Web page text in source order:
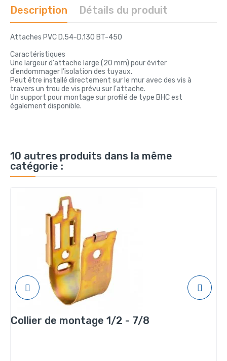
Description Détails du produit
Attaches PVC D.54-D.130 BT-450
Caractéristiques
Une largeur d'attache large (20 mm) pour éviter
d'endommager l'isolation des tuyaux.
Peut être installé directement sur le mur avec des vis à
travers un trou de vis prévu sur l'attache.
Un support pour montage sur profilé de type BHC est
également disponible.
10 autres produits dans la même
catégorie :
Collier de montage 1/2 - 7/8